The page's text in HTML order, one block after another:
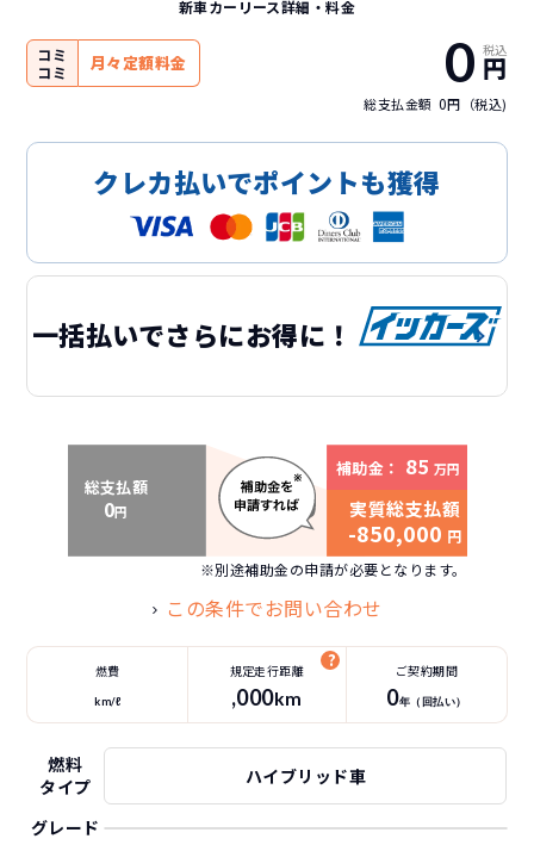
新車カーリース詳細 ・料金
コミ
コミ
月々定額料金 0 税込
円
総支払金額 0円（税込)
クレカ払いでポイントも獲得
一括払いでさらにお得に！
総支払額
0円
補助金： 85 万円
実質総支払額
-850,000 円
※別途補助金の申請が必要となります。
この条件でお問い合わせ
燃費
km/ℓ
規定走行距離
,000km
ご契約期間
0年（ 回払い）
燃料
タイプ
ハイブリッド車
グレード